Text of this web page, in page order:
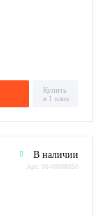
Купить
в 1 клик
В наличии
Арт: 00-00008850